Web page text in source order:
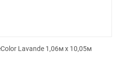
Lavande 1,06м х 10,05м